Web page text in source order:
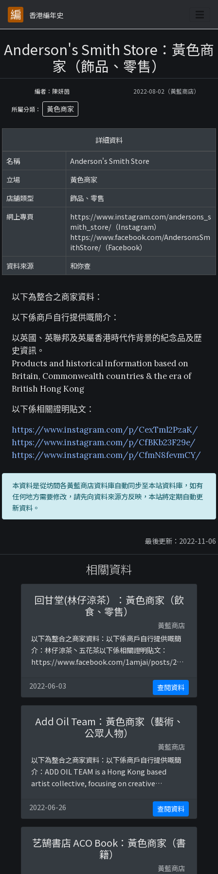
香港編年史
Anderson's Smith Store：黃色商
家（飾品、零售）
編者：陳妍茵 2022-08-02（黃藍商店）
所屬分類： 黃色商家
詳細資料
名稱
Anderson's Smith Store
立場
黃色商家
店舖類型
飾品、零售
網上專頁
https://www.instagram.com/andersons_s
mith_store/（Instagram）
https://www.facebook.com/AndersonsSm
ithStore/（Facebook）
資料來源
和你查
以下為整合之商家資料：
以下係商戶自行提供嘅簡介：
以英國、英聯邦及英屬香港時代作背景的紀念品及歴
史資訊。
Products and historical information based on
Britain, Commonwealth countries & the era of
British Hong Kong
以下係相關證明貼文：
https://www.instagram.com/p/CexTml2PzaK/
https://www.instagram.com/p/CfBKb23F29e/
https://www.instagram.com/p/CfmN8fevmCY/
本資料是從坊間各黃藍商店資料庫自動同步至本站資料庫，如有
任何地方需要修改，請先向資料來源方反映，本站將定期自動更
新資料。
最後更新：2022-11-06
相關資料
回甘堂(林仔涼茶）：黃色商家（飲
食、零售）
黃藍商店
以下為整合之商家資料：以下係商戶自行提供嘅簡
介：林仔涼茶丶五花茶以下係相關證明貼文：
https://www.facebook.com/1amjai/posts/276
mjai/posts/2788538757900645https://www.fa
cebook.com/1amjai/posts/291524230189 ...
2022-06-03 查閱資料
Add Oil Team：黃色商家（藝術、
公眾人物）
黃藍商店
以下為整合之商家資料：以下係商戶自行提供嘅簡
介：ADD OIL TEAM is a Hong Kong based
artist collective, focusing on creative
https://www.facebook.com/addoilteam/phot
os/a.286939448179329/1054783444728255
2022-06-26 查閱資料
艺鵠書店 ACO Book：黃色商家（書
籍）
黃藍商店